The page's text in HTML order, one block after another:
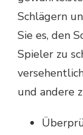
Schlägern
Sie es, den
Spieler zu
und andere